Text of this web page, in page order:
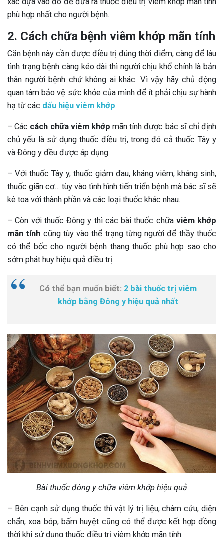
phù hợp nhất cho người bệnh.
2. Cách chữa bệnh viêm khớp mãn tính
Căn bệnh này cần được điều trị đúng thời điểm, càng để lâu
tình trạng bệnh càng kéo dài thì người chịu khổ chính là bản
thân người bệnh chứ không ai khác. Vì vậy hãy chủ động
quan tâm bảo vệ sức khỏe của mình để ít phải chịu sự hành
hạ từ các dấu hiệu viêm khớp.
– Các cách chữa viêm khớp mãn tính được bác sĩ chỉ định
chủ yếu là sử dụng thuốc điều trị, trong đó cả thuốc Tây y
và Đông y đều được áp dụng.
– Với thuốc Tây y, thuốc giảm đau, kháng viêm, kháng sinh,
thuốc giãn cơ… tùy vào tình hình tiến triển bệnh mà bác sĩ sẽ
kê toa với thành phần và các loại thuốc khác nhau.
– Còn với thuốc Đông y thì các bài thuốc chữa viêm khớp
mãn tính cũng tùy vào thể trạng từng người để thầy thuốc
có thể bốc cho người bệnh thang thuốc phù hợp sao cho
sớm phát huy hiệu quả điều trị.
Có thể bạn muốn biết: 2 bài thuốc trị viêm
khớp bằng Đông y hiệu quả nhất
Bài thuốc đông y chữa viêm khớp hiệu quả
– Bên cạnh sử dụng thuốc thì vật lý trị liệu, châm cứu, diện
chẩn, xoa bóp, bấm huyệt cũng có thể được kết hợp đồng
thời khi sử dụng thuốc điều trị viêm khớp mãn tính.